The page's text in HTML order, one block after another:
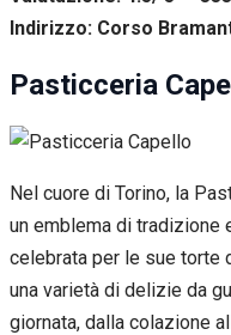
Indirizzo: Corso
Pasticceria
Nel cuore di Torino, la
un emblema di tradizione
celebrata per le sue torte
una varietà di delizie da
giornata, dalla colazione